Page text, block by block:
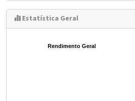
Estatística Geral
Rendimento Geral